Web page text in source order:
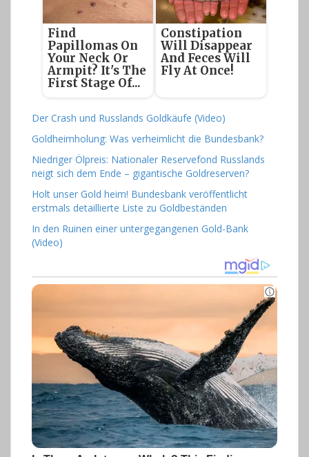
Find
Papillomas On
Your Neck Or
Armpit? It's The
First Stage Of...
Constipation
Will Disappear
And Feces Will
Fly At Once!
Der Crash und Russlands Goldkäufe (Video)
Goldheimholung: Was verheimlicht die Bundesbank?
Niedriger Ölpreis: Nationaler Reservefond Russlands
neigt sich dem Ende – gigantische Goldreserven?
Holt unser Gold heim! Bundesbank veröffentlicht
erstmals detaillierte Liste zu Goldbeständen
In den Ruinen einer untergegangenen Gold-Bank
(Video)